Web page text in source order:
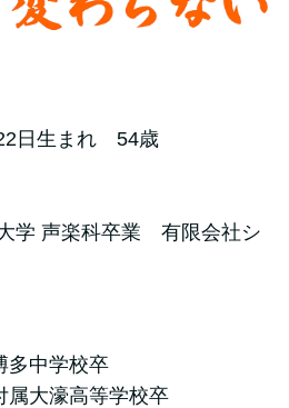
日生まれ 54歳
学 声楽科卒業 有限会社シ
中学校卒
大濠高等学校卒